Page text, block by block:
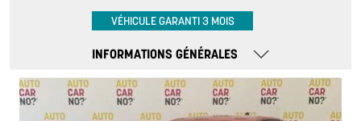
VÉHICULE GARANTI 3 MOIS
INFORMATIONS GÉNÉRALES